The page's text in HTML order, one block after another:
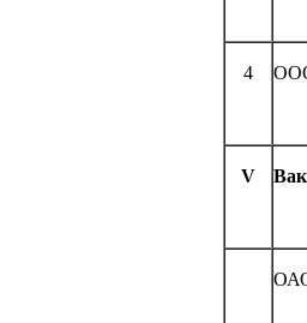
4
V